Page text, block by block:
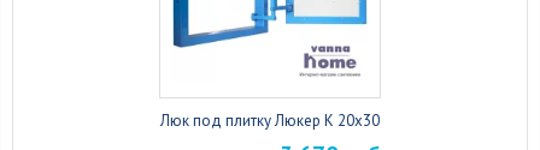
Люк под плитку Люкер К 20x30